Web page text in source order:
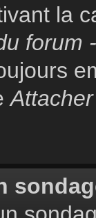
la
forum